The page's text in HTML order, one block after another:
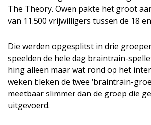
The Theory. Owen pakte het groot
van 11.500 vrijwilligers tussen de 18
Die werden opgesplitst in drie
speelden de hele dag braintrain-
hing alleen maar wat rond op het
weken bleken de twee ‘braintrain-
meetbaar slimmer dan de groep die
uitgevoerd.